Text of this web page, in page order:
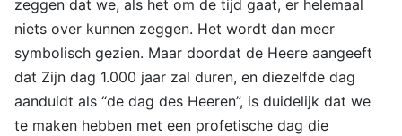
zeggen dat we, als het om de tijd gaat, er helemaal
niets over kunnen zeggen. Het wordt dan meer
symbolisch gezien. Maar doordat de Heere aangeeft
dat Zijn dag 1.000 jaar zal duren, en diezelfde dag
aanduidt als “de dag des Heeren”, is duidelijk dat we
te maken hebben met een profetische dag die